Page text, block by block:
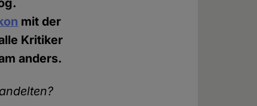
mit der
Kritiker
anders.